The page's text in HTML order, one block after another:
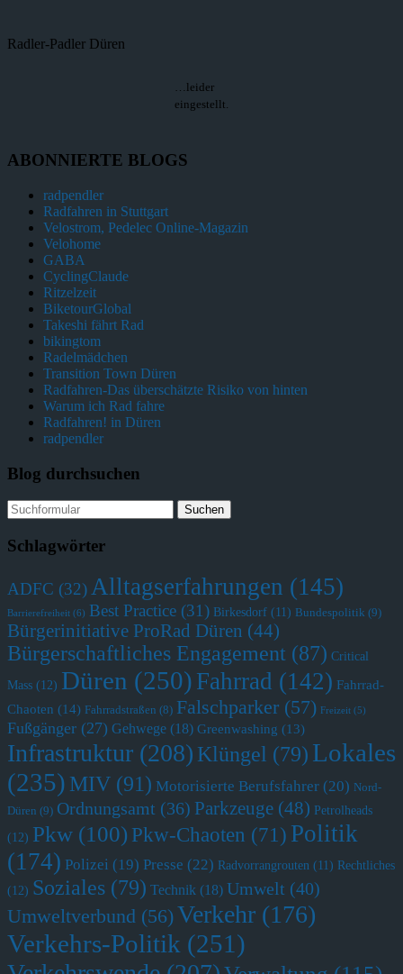
Radler-Padler Düren
…leider
eingestellt.
ABONNIERTE BLOGS
radpendler
Radfahren in Stuttgart
Velostrom, Pedelec Online-Magazin
Velohome
GABA
CyclingClaude
Ritzelzeit
BiketourGlobal
Takeshi fährt Rad
bikingtom
Radelmädchen
Transition Town Düren
Radfahren-Das überschätzte Risiko von hinten
Warum ich Rad fahre
Radfahren! in Düren
radpendler
Blog durchsuchen
Schlagwörter
ADFC (32) Alltagserfahrungen (145)
Barrierefreiheit (6) Best Practice (31) Birkesdorf (11) Bundespolitik (9)
Bürgerinitiative ProRad Düren (44)
Bürgerschaftliches Engagement (87) Critical
Mass (12) Düren (250) Fahrrad (142) Fahrrad-
Chaoten (14) Fahrradstraßen (8) Falschparker (57) Freizeit (5)
Fußgänger (27) Gehwege (18) Greenwashing (13)
Infrastruktur (208) Klüngel (79) Lokales
(235) MIV (91) Motorisierte Berufsfahrer (20) Nord-
Düren (9) Ordnungsamt (36) Parkzeuge (48) Petrolheads
(12) Pkw (100) Pkw-Chaoten (71) Politik
(174) Polizei (19) Presse (22) Radvorrangrouten (11) Rechtliches
(12) Soziales (79) Technik (18) Umwelt (40)
Umweltverbund (56)Verkehr (176)
Verkehrs-Politik (251)